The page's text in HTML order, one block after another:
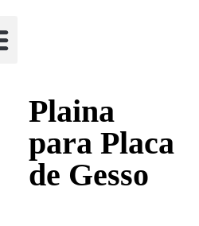
Plaina
para Placa
de Gesso